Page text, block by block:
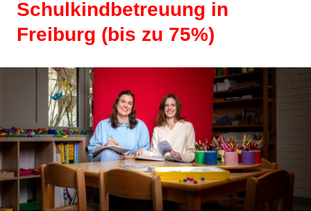
Schulkindbetreuung in
Freiburg (bis zu 75%)